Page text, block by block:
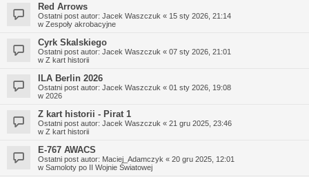
Red Arrows
Ostatni post autor: Jacek Waszczuk « 15 sty 2026, 21:14
w Zespoły akrobacyjne
Cyrk Skalskiego
Ostatni post autor: Jacek Waszczuk « 07 sty 2026, 21:01
w Z kart historii
ILA Berlin 2026
Ostatni post autor: Jacek Waszczuk « 01 sty 2026, 19:08
w 2026
Z kart historii - Pirat 1
Ostatni post autor: Jacek Waszczuk « 21 gru 2025, 23:46
w Z kart historii
E-767 AWACS
Ostatni post autor: Maciej_Adamczyk « 20 gru 2025, 12:01
w Samoloty po II Wojnie Światowej